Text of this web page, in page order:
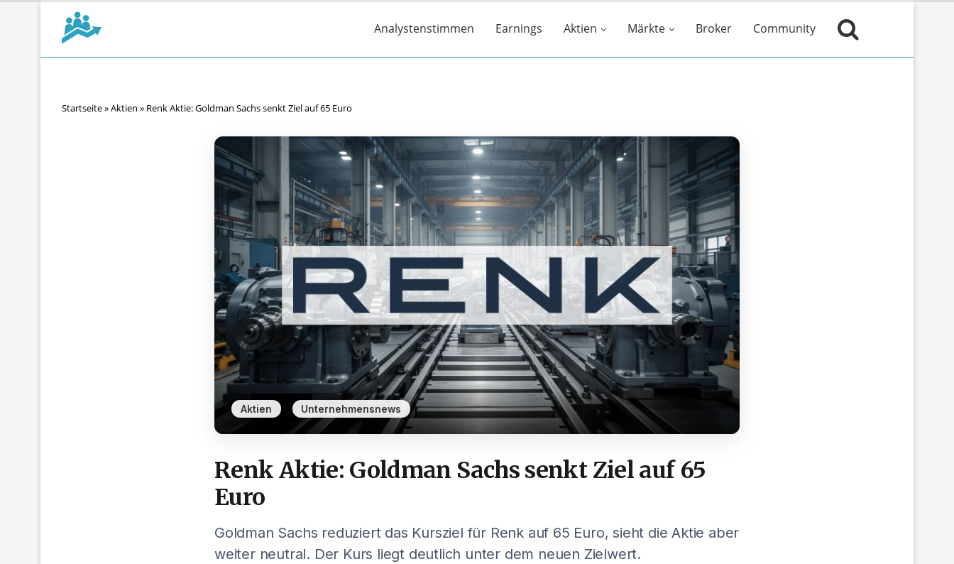
Analystenstimmen Earnings Aktien Märkte Broker Community
Startseite»Aktien » Renk Aktie: Goldman Sachs senkt Ziel auf 65 Euro
Aktien , Unternehmensnews
Renk Aktie: Goldman Sachs senkt Ziel auf 65
Euro
Goldman Sachs reduziert das Kursziel für Renk auf 65 Euro, sieht die Aktie aber
weiter neutral. Der Kurs liegt deutlich unter dem neuen Zielwert.